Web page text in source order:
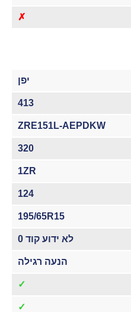
✗
יפן
413
ZRE151L-AEPDKW
320
1ZR
124
195/65R15
לא ידוע קוד 0
הנעה רגילה
✓
✓